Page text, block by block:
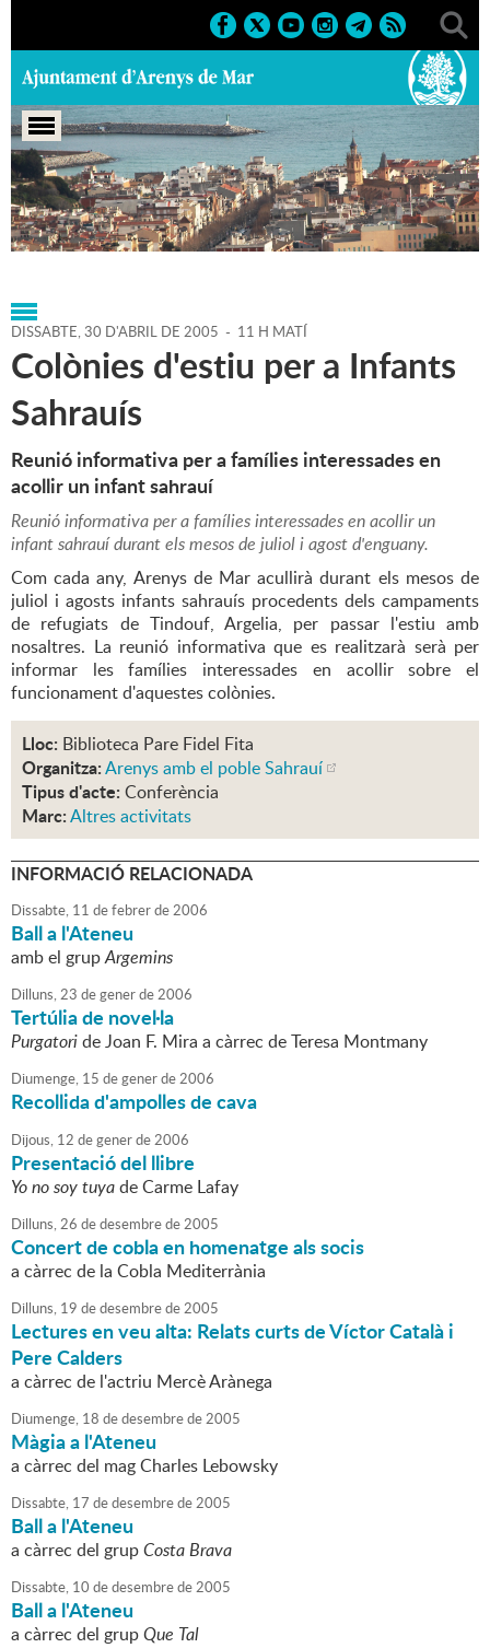
Portada > Agenda > 30-04-2005 > Marcs > 2005 > Altres
activitats
DISSABTE,30 D'ABRIL DE 2005 - 11 H MATÍ
Colònies d'estiu per a Infants
Sahrauís
Reunió informativa per a famílies interessades en
acollir un infant sahrauí
Reunió informativa per a famílies interessades en acollir un
infant sahrauí durant els mesos de juliol i agost d'enguany.
Com cada any, Arenys de Mar acullirà durant els mesos de
juliol i agosts infants sahrauís procedents dels campaments
de refugiats de Tindouf, Argelia, per passar l'estiu amb
nosaltres. La reunió informativa que es realitzarà serà per
informar les famílies interessades en acollir sobre el
funcionament d'aquestes colònies.
Lloc: Biblioteca Pare Fidel Fita
Organitza:Arenys amb el poble Sahrauí
Tipus d'acte: Conferència
Marc:Altres activitats
INFORMACIÓ RELACIONADA
Dissabte, 11 defebrerde2006
Ball a l'Ateneu
amb el grupArgemins
Dilluns,23 degenerde2006
Tertúlia de novel·la
Purgatoride Joan F. Mira a càrrec de Teresa Montmany
Diumenge, 15 degenerde2006
Recollida d'ampolles de cava
Dijous, 12 degenerde2006
Presentació del llibre
Yo no soy tuyade Carme Lafay
Dilluns,26 dedesembrede2005
Concert de cobla en homenatge als socis
a càrrec de la Cobla Mediterrània
Dilluns, 19 dedesembrede2005
Lectures en veu alta: Relats curts de Víctor Català i
Pere Calders
a càrrec de l'actriu Mercè Arànega
Diumenge, 18 dedesembrede2005
Màgia a l'Ateneu
a càrrec del mag Charles Lebowsky
Dissabte, 17 dedesembrede2005
Ball a l'Ateneu
a càrrec del grupCosta Brava
Dissabte, 10 dedesembrede2005
Ball a l'Ateneu
a càrrec del grupQue Tal